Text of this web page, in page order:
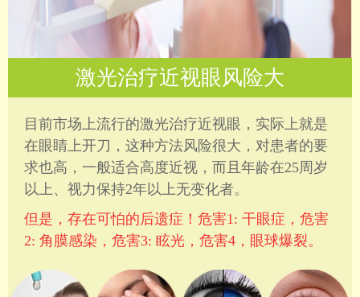
激光治疗近视眼风险大
目前市场上流行的激光治疗近视眼，实际上就是
在眼睛上开刀，这种方法风险很大，对患者的要
求也高，一般适合高度近视，而且年龄在25周岁
以上、视力保持2年以上无变化者。
但是，存在可怕的后遗症！危害1: 干眼症，危害
2: 角膜感染，危害3: 眩光，危害4，眼球爆裂。